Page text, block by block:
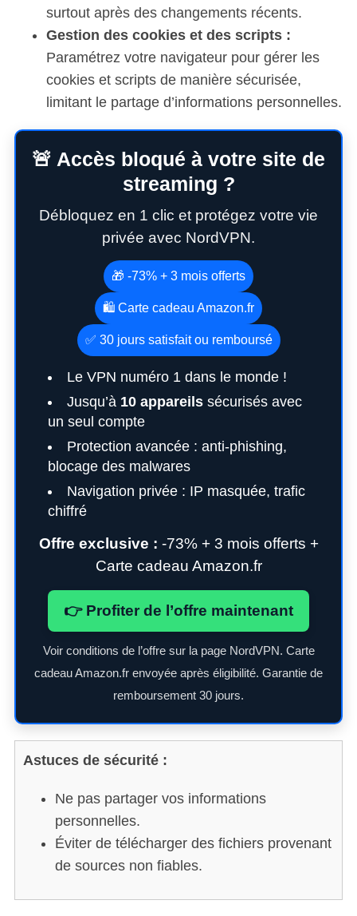
surtout après des changements récents.
Gestion des cookies et des scripts :
Paramétrez votre navigateur pour gérer les
cookies et scripts de manière sécurisée,
limitant le partage d’informations personnelles.
🚨 Accès bloqué à votre site de
streaming ?
Débloquez en 1 clic et protégez votre vie
privée avec NordVPN.
🎁 -73% + 3 mois offerts
🛍️ Carte cadeau Amazon.fr
✅ 30 jours satisfait ou remboursé
Le VPN numéro 1 dans le monde !
Jusqu’à 10 appareilssécurisés avec
un seul compte
Protection avancée : anti-phishing,
blocage des malwares
Navigation privée : IP masquée, trafic
chiffré
Offre exclusive : -73% + 3 mois offerts +
Carte cadeau Amazon.fr
👉 Profiter de l’offre maintenant
Voir conditions de l’offre sur la page NordVPN. Carte
cadeau Amazon.fr envoyée après éligibilité. Garantie de
remboursement 30 jours.
Astuces de sécurité :
Ne pas partager vos informations
personnelles.
Éviter de télécharger des fichiers provenant
de sources non fiables.
S
r
r